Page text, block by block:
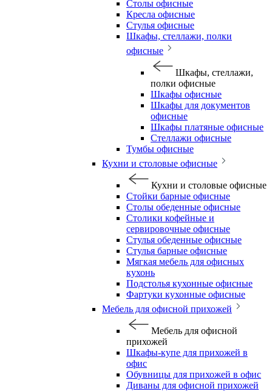
Столы офисные
Кресла офисные
Стулья офисные
Шкафы, стеллажи, полки
офисные
Шкафы, стеллажи,
полки офисные
Шкафы офисные
Шкафы для документов
офисные
Шкафы платяные офисные
Стеллажи офисные
Тумбы офисные
Кухни и столовые офисные
Кухни и столовые офисные
Стойки барные офисные
Столы обеденные офисные
Столики кофейные и
сервировочные офисные
Стулья обеденные офисные
Стулья барные офисные
Мягкая мебель для офисных
кухонь
Подстолья кухонные офисные
Фартуки кухонные офисные
Мебель для офисной прихожей
Мебель для офисной
прихожей
Шкафы-купе для прихожей в
офис
Обувницы для прихожей в офис
Диваны для офисной прихожей